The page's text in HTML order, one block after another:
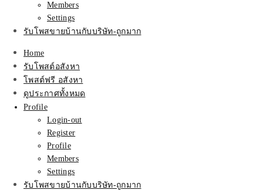
Members
Settings
รับโพสขายบ้านกับบริษัท-ถูกมาก
Home
รับโพสต์อสังหา
โพสต์ฟรี อสังหา
ดูประกาศทั้งหมด
Profile
Login-out
Register
Profile
Members
Settings
รับโพสขายบ้านกับบริษัท-ถูกมาก